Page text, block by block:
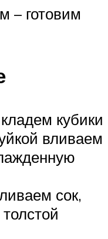
– готовим
кубики
вливаем
сок,